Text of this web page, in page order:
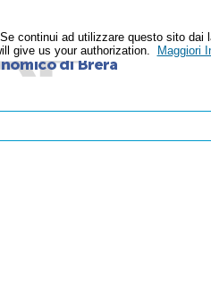
continui ad utilizzare questo sito
give us your authorization.
Maggiori